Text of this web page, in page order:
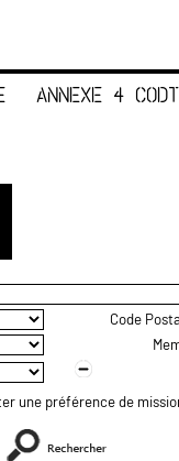
ANNEXE 4 CODT
Code
une préférence de